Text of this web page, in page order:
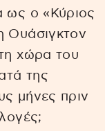
ως ο «Κύριος
Ουάσιγκτον
χώρα του
της
μήνες πριν